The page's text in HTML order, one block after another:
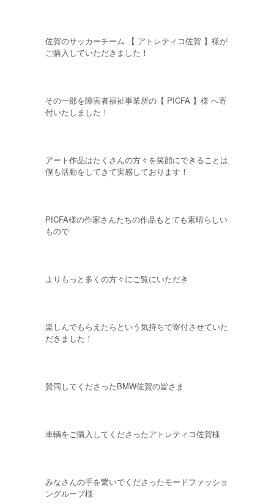
佐賀のサッカーチーム 【 アトレティコ佐賀 】様が
ご購入していただきました！
その一部を障害者福祉事業所の【 PICFA 】様 へ寄
付いたしました！
アート作品はたくさんの方々を笑顔にできることは
僕も活動をしてきて実感しております！
PICFA様の作家さんたちの作品もとても素晴らしい
もので
よりもっと多くの方々にご覧にいただき
楽しんでもらえたらという気持ちで寄付させていた
だきました！
賛同してくださったBMW佐賀の皆さま
車輌をご購入してくださったアトレティコ佐賀様
みなさんの手を繋いでくださったモードファッショ
ングループ様